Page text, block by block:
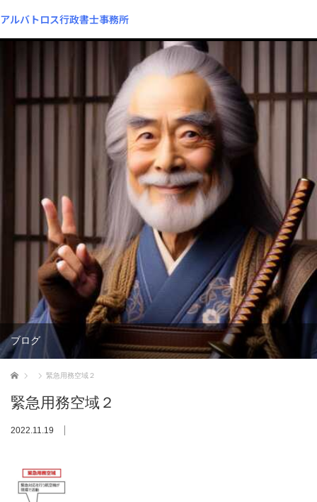
アルバトロス行政書士事務所
ブログ
ホーム 緊急用務空域２
緊急用務空域２
2022.11.19